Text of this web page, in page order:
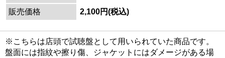
販売価格
2,100円(税込)
※こちらは店頭で試聴盤として用いられていた商品です。
盤面には指紋や擦り傷、ジャケットにはダメージがある場